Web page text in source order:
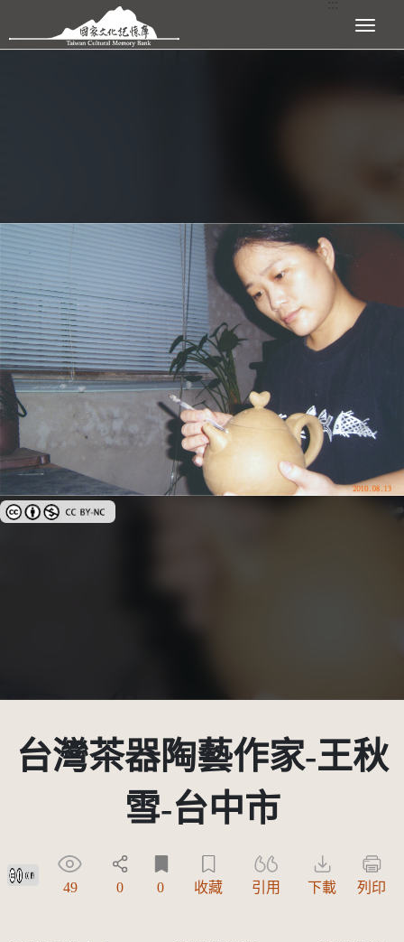
跳到主要內容區塊 展開選單
創用CC姓名標示-非商業性 3.0 台灣及其後版本(CC BY-NC 3.0 TW +)
台灣茶器陶藝作家-王秋
雪-台中市
創用CC姓名標示 3.0 台灣及其後版本(CC BY 3.0 TW +)
49 0 0 收藏 引用 下載 列印